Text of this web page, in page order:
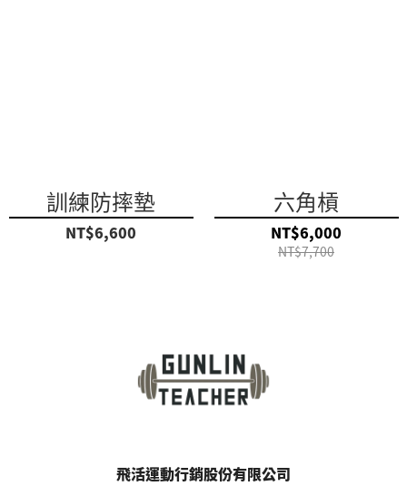
訓練防摔墊
NT$6,600
六角槓
NT$6,000
NT$7,700
飛活運動行銷股份有限公司